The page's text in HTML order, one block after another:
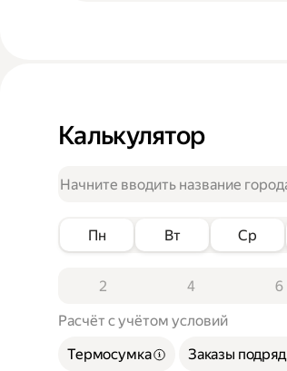
Калькулятор
Пн Вт Ср
2 4 6
Расчёт с учётом условий
Термосумка
Заказы подряд